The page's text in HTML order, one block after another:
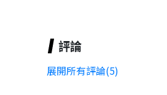
評論
展開所有評論(5)